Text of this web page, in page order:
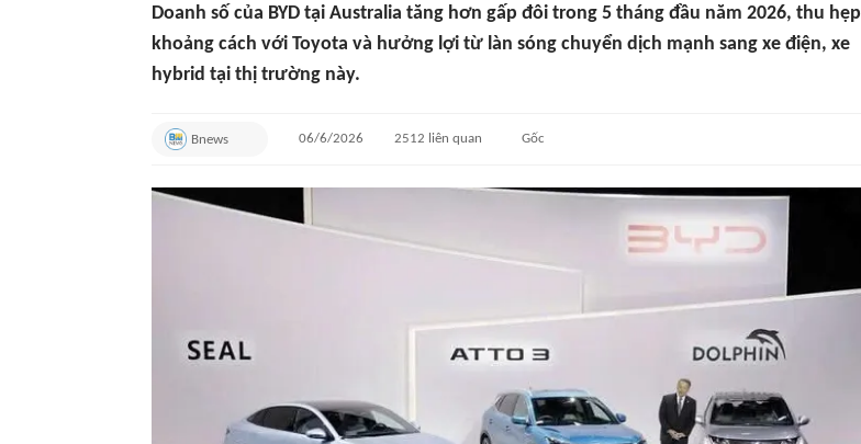
Doanh số của BYD tại Australia tăng hơn gấp đôi trong 5 tháng đầu năm 2026, thu hẹp
khoảng cách với Toyota và hưởng lợi từ làn sóng chuyển dịch mạnh sang xe điện, xe
hybrid tại thị trường này.
Bnews 06/6/2026 2512 liên quan Gốc